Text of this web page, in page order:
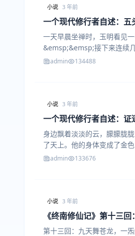
小说 3 年前
一个现代修行者自述：五
一天早晨坐禅时，玉明看见
&emsp;&emsp;接下来连续
admin 134488
小说 3 年前
一个现代修行者自述：证
身边飘着淡淡的云，朦朦胧
了天上。他的身体变成了金
admin 133676
小说 3 年前
《终南修仙记》第十三
第十三回：九天舞苍龙，一